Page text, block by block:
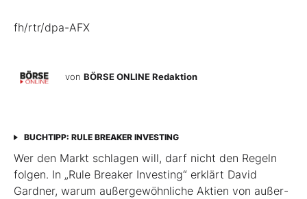
fh/rtr/dpa-AFX
von BÖRSE ONLINE Redaktion
BUCHTIPP: RULE BREAKER INVESTING
Wer den Markt schlagen will, darf nicht den Regeln
folgen. In „Rule Breaker Investing“ erklärt David
Gardner, warum außergewöhnliche Aktien von außer­